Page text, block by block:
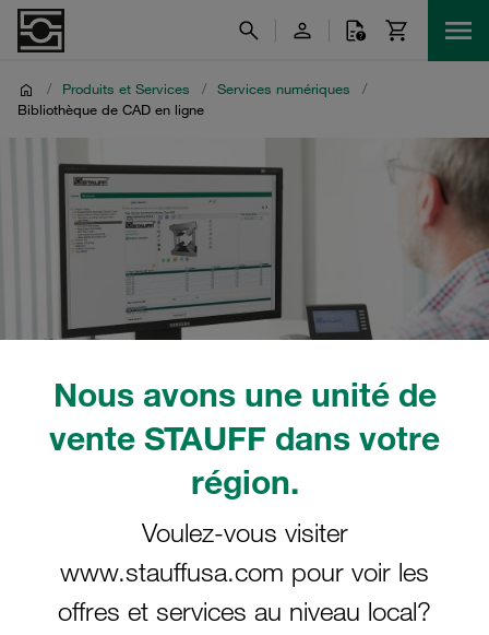
Nous avons une unité de
vente STAUFF dans votre
région.
Voulez-vous visiter
www.stauffusa.com pour voir les
offres et services au niveau local?
/ Produits et Services / Services numériques
/
Bibliothèque de CAD en ligne
Bibliothèque de CAD en
ligne
Accès direct aux modèles 3D et aux dessins 2D